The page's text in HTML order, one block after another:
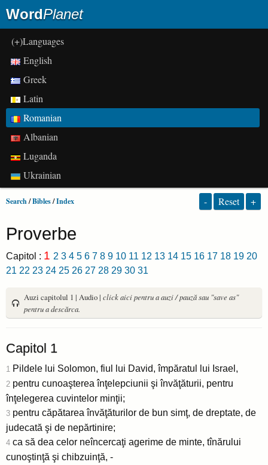
WordPlanet
(+)Languages
English
Greek
Latin
Romanian
Albanian
Luganda
Ukrainian
Search/Bibles/Index - Reset +
Proverbe
Capitol : 1 2 3 4 5 6 7 8 9 10 11 12 13 14 15 16 17 18 19 20
21 22 23 24 25 26 27 28 29 30 31
Auzi capitolul 1 | Audio | click aici pentru a auzi / pauză sau "save as"
pentru a descărca.
Capitol 1
1 Pildele lui Solomon, fiul lui David, împăratul lui Israel,
2 pentru cunoaşterea înţelepciunii şi învăţăturii, pentru
înţelegerea cuvintelor minţii;
3 pentru căpătarea învăţăturilor de bun simţ, de dreptate, de
judecată şi de nepărtinire;
4 ca să dea celor neîncercaţi agerime de minte, tînărului
cunoştinţă şi chibzuinţă, -